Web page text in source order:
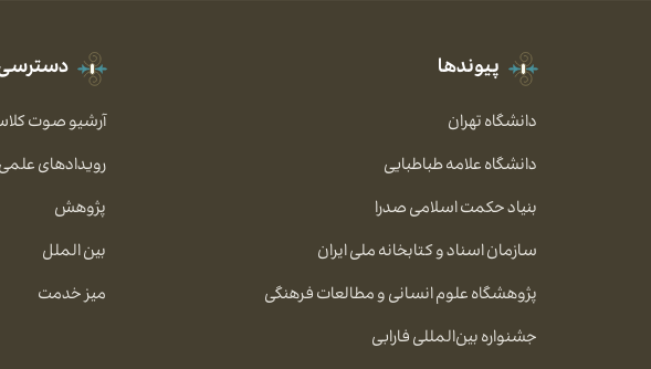
پیوندها
دانشگاه تهران
دانشگاه علامه طباطبایی
بنیاد حکمت اسلامی صدرا
سازمان اسناد و کتابخانه ملی ایران
پژوهشگاه علوم انسانی و مطالعات فرهنگی
جشنواره بین‌المللی فارابی
آرشیو صوت
رویدادهای علمی
پژوهش
بین الملل
میز خدمت